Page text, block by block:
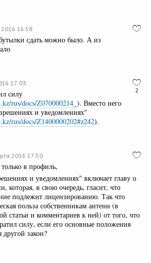
16:58
сдать можно было. А из
2
17:03
силу
rus/docs/Z070000214_ ). Вместо него
и уведомлениях"
rus/docs/Z1400000202#z242).
2016 17:50
в профиль,
и уведомлениях" включает главу о
которая, в свою очередь, гласит, что
подлежит лицензированию. Так что
польза собственникам антенн (в
статьи и комментариев к ней) от того, что
силу, если его основные положения
другой закон?